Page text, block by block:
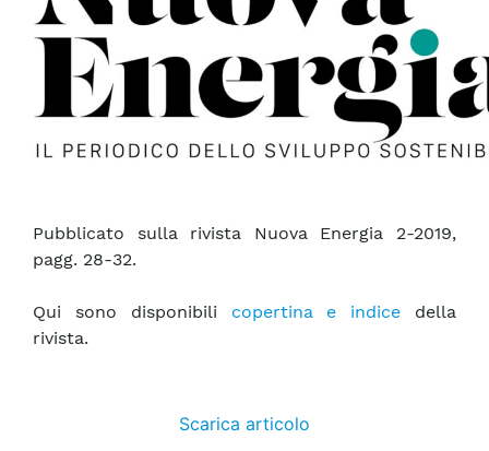
Pubblicato sulla rivista Nuova Energia 2-2019,
pagg. 28-32.
Qui sono disponibili copertina e indice della
rivista.
Scarica articolo